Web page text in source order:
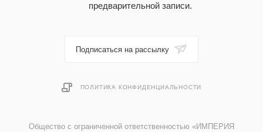
предварительной записи.
Подписаться на рассылку
ПОЛИТИКА КОНФИДЕНЦИАЛЬНОСТИ
Общество с ограниченной ответственностью «ИМПЕРИЯ